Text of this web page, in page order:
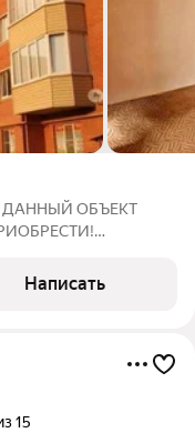
ДАННЫЙ ОБЪЕКТ
Орджоникидзе, 83.
м этаже и
Написать
15